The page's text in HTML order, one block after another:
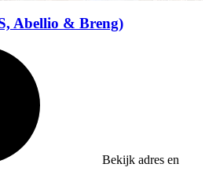
Abellio & Breng)
Bekijk adres en